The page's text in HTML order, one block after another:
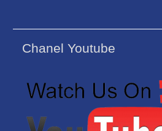
Chanel Youtube